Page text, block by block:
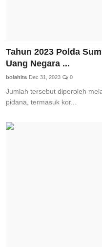
Tahun 2023 Polda
Uang Negara ...
bolahita Dec 31, 2023 0
Jumlah tersebut diperoleh
pidana, termasuk kor...